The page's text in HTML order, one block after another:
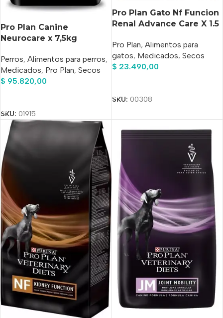
Pro Plan Canine
Neurocare x 7,5kg
Perros, Alimentos para perros,
Medicados, Pro Plan, Secos
$ 95.820,00
SKU: 01915
Pro Plan Gato Nf Funcion
Renal Advance Care X 1.5
Pro Plan, Alimentos para
gatos, Medicados, Secos
$ 23.490,00
SKU: 00308